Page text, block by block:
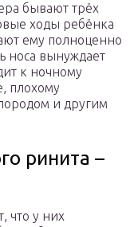
бывают трёх
ходы ребёнка
ему полноценно
носа вынуждает
к ночному
плохому
и другим
ринита –
что у них